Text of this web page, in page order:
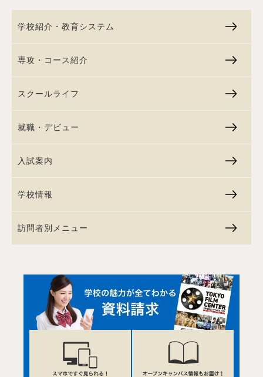
学校紹介・教育システム
専攻・コース紹介
スクールライフ
就職・デビュー
入試案内
学校情報
訪問者別メニュー